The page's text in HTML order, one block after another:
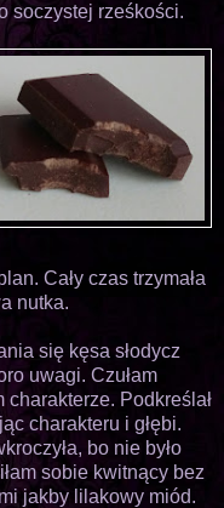
soczystej rześkości.
Cały czas trzymała
nutka.
się kęsa słodycz
uwagi. Czułam
Podkreślał
charakteru i głębi.
bo nie było
sobie kwitnący bez
jakby lilakowy miód.